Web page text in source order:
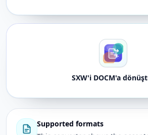
SXW'i DOCM'a
Supported formats